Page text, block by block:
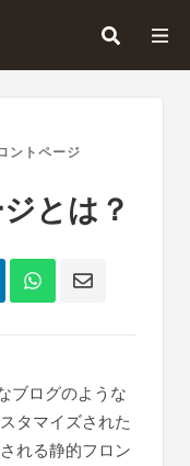
ントページ
とは？
ブログのような
タマイズされた
れる静的フロン